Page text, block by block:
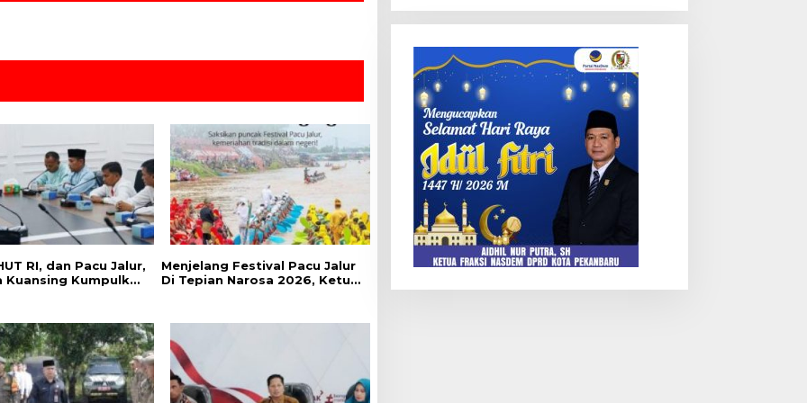
RI, dan Pacu Jalur,
Kuansing Kumpulkan
Menjelang Festival Pacu Jalur
Di Tepian Narosa 2026, Ketua
Jalur Yang Mendaftar